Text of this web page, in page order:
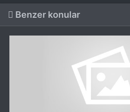
Benzer konular